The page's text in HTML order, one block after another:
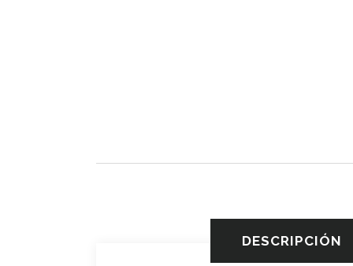
DESCRIPCIÓN